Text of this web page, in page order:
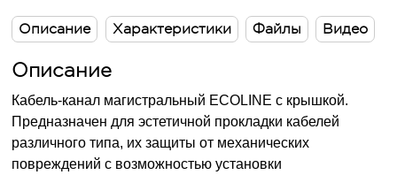
Описание Характеристики Файлы Видео
Описание
Кабель-канал магистральный ECOLINE с крышкой.
Предназначен для эстетичной прокладки кабелей
различного типа, их защиты от механических
повреждений с возможностью установки